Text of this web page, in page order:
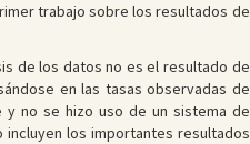
trabajo sobre los resultados de
de los datos no es el resultado de
en las tasas observadas de
no se hizo uso de un sistema de
incluyen los importantes resultados